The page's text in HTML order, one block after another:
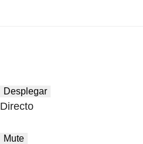
Desplegar
Directo
Mute